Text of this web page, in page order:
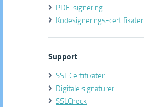
PDF-signering
Kodesignerings-certifikater
Support
SSL Certifikater
Digitale signaturer
SSLCheck